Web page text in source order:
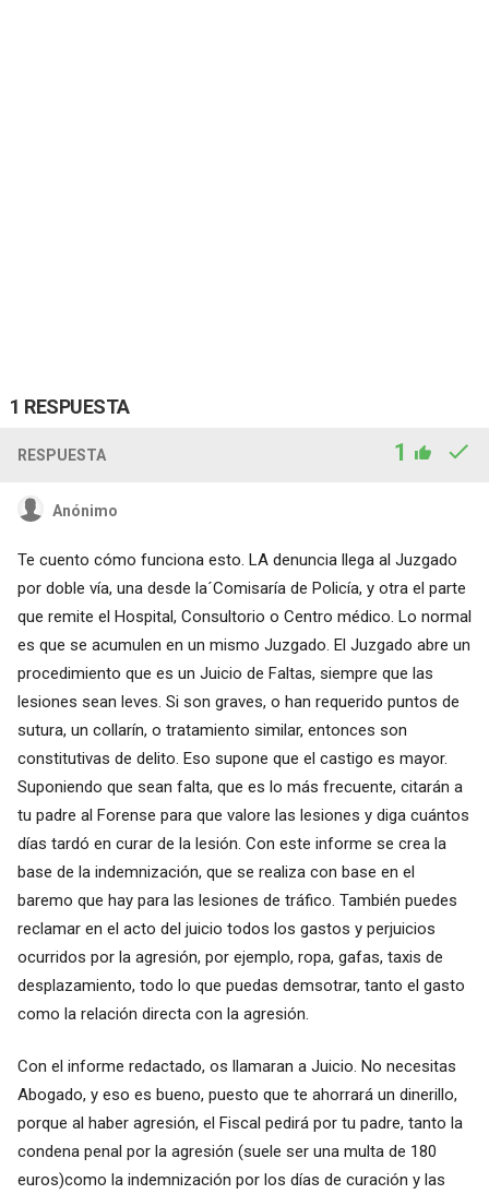
1 RESPUESTA
RESPUESTA 1
Anónimo
Te cuento cómo funciona esto. LA denuncia llega al Juzgado
por doble vía, una desde la´Comisaría de Policía, y otra el parte
que remite el Hospital, Consultorio o Centro médico. Lo normal
es que se acumulen en un mismo Juzgado. El Juzgado abre un
procedimiento que es un Juicio de Faltas, siempre que las
lesiones sean leves. Si son graves, o han requerido puntos de
sutura, un collarín, o tratamiento similar, entonces son
constitutivas de delito. Eso supone que el castigo es mayor.
Suponiendo que sean falta, que es lo más frecuente, citarán a
tu padre al Forense para que valore las lesiones y diga cuántos
días tardó en curar de la lesión. Con este informe se crea la
base de la indemnización, que se realiza con base en el
baremo que hay para las lesiones de tráfico. También puedes
reclamar en el acto del juicio todos los gastos y perjuicios
ocurridos por la agresión, por ejemplo, ropa, gafas, taxis de
desplazamiento, todo lo que puedas demsotrar, tanto el gasto
como la relación directa con la agresión.
Con el informe redactado, os llamaran a Juicio. No necesitas
Abogado, y eso es bueno, puesto que te ahorrará un dinerillo,
porque al haber agresión, el Fiscal pedirá por tu padre, tanto la
condena penal por la agresión (suele ser una multa de 180
euros)como la indemnización por los días de curación y las